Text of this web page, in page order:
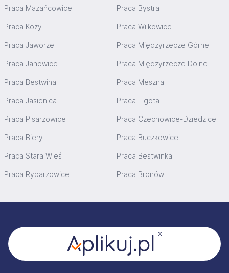
Praca Mazańcowice Praca Bystra
Praca Kozy Praca Wilkowice
Praca Jaworze Praca Międzyrzecze Górne
Praca Janowice Praca Międzyrzecze Dolne
Praca Bestwina Praca Meszna
Praca Jasienica Praca Ligota
Praca Pisarzowice Praca Czechowice-Dziedzice
Praca Biery Praca Buczkowice
Praca Stara Wieś Praca Bestwinka
Praca Rybarzowice Praca Bronów